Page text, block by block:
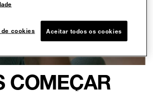
COMEÇAR
cookies Aceitar todos os cookies